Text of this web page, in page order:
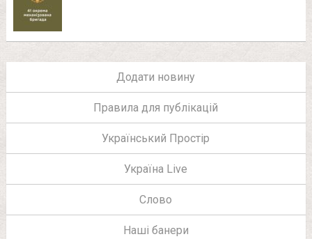
Додати новину
Правила для публікацій
Український Простір
Україна Live
Слово
Наші банери